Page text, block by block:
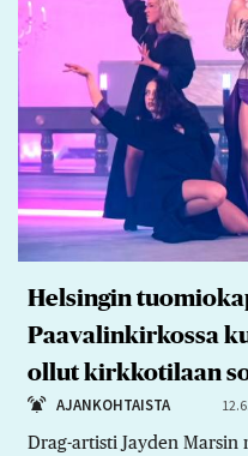
Helsingin
Paavalinkirkossa
ollut kirkkotilaan
AJANKOHTAISTA
Drag-artisti Jayden Marsin